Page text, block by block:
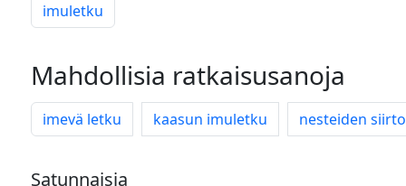
imuletku
Mahdollisia ratkaisusanoja
imevä letku kaasun imuletku nesteiden
Satunnaisia